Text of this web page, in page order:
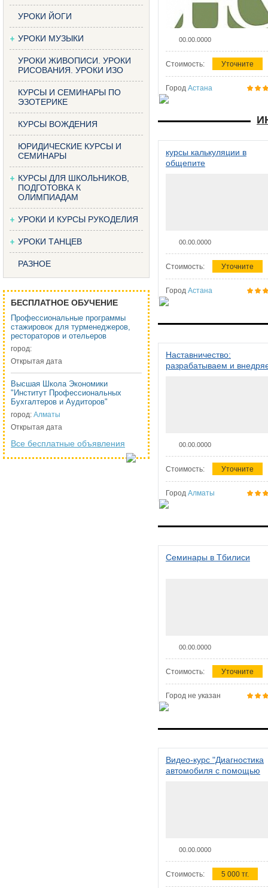
УРОКИ ЙОГИ
УРОКИ МУЗЫКИ
УРОКИ ЖИВОПИСИ. УРОКИ
РИСОВАНИЯ. УРОКИ ИЗО
КУРСЫ И СЕМИНАРЫ ПО
ЭЗОТЕРИКЕ
КУРСЫ ВОЖДЕНИЯ
ЮРИДИЧЕСКИЕ КУРСЫ И
СЕМИНАРЫ
КУРСЫ ДЛЯ ШКОЛЬНИКОВ,
ПОДГОТОВКА К
ОЛИМПИАДАМ
УРОКИ И КУРСЫ РУКОДЕЛИЯ
УРОКИ ТАНЦЕВ
РАЗНОЕ
БЕСПЛАТНОЕ ОБУЧЕНИЕ
Профессиональные программы
стажировок для турменеджеров,
рестораторов и отельеров
город:
Открытая дата
Высшая Школа Экономики
"Институт Профессиональных
Бухгалтеров и Аудиторов"
город: Алматы
Открытая дата
Все бесплатные объявления
00.00.0000
Стоимость: Уточните
Город Астана
курсы калькуляции в
общепите
00.00.0000
Стоимость: Уточните
Город Астана
Наставничество:
разрабатываем и
00.00.0000
Стоимость: Уточните
Город Алматы
Семинары в Тбилиси
00.00.0000
Стоимость: Уточните
Город не указан
Видео-курс "Диагностика
автомобиля с помощью
00.00.0000
Стоимость: 5 000 тг.